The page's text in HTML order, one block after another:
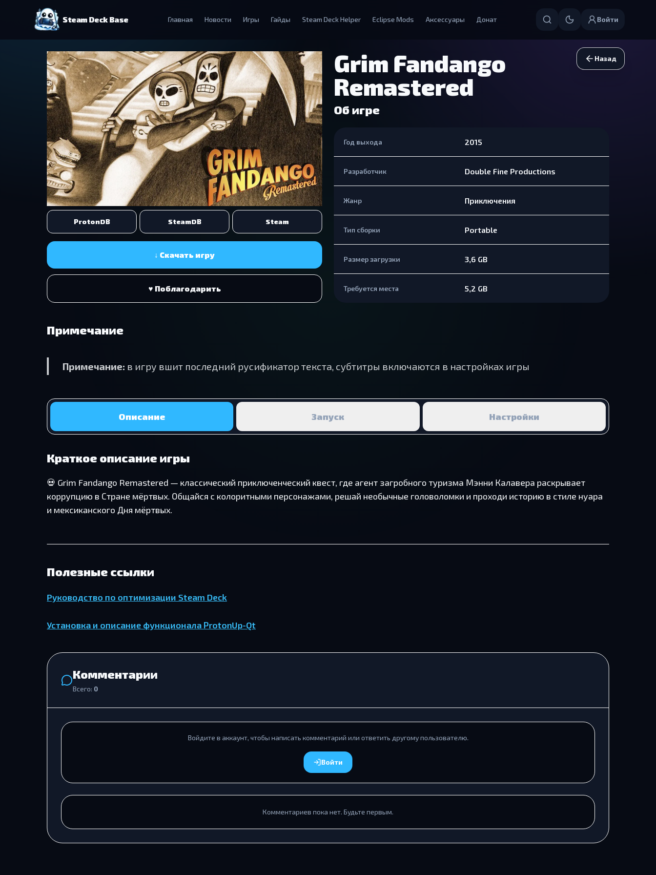
Steam Deck Base Главная Новости Игры Гайды Steam Deck Helper Eclipse Mods Аксессуары Донат Войти
Назад
ProtonDB SteamDB Steam
↓ Скачать игру
♥ Поблагодарить
Grim Fandango
Remastered
Об игре
Год выхода 2015
Разработчик Double Fine Productions
Жанр Приключения
Тип сборки Portable
Размер загрузки 3,6 GB
Требуется места 5,2 GB
Примечание
Примечание: в игру вшит последний русификатор текста, субтитры включаются в настройках игры
Описание Запуск Настройки
Краткое описание игры
💀 Grim Fandango Remastered — классический приключенческий квест, где агент загробного туризма Мэнни Калавера раскрывает
коррупцию в Стране мёртвых. Общайся с колоритными персонажами, решай необычные головоломки и проходи историю в стиле нуара
и мексиканского Дня мёртвых.
Полезные ссылки
Руководство по оптимизации Steam Deck
Установка и описание функционала ProtonUp-Qt
Комментарии
Всего: 0
Войдите в аккаунт, чтобы написать комментарий или ответить другому пользователю.
Войти
Комментариев пока нет. Будьте первым.